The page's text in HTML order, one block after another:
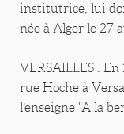
institutrice, lui
née à Alger le 27
VERSAILLES : En
rue Hoche à
l’enseigne "A la